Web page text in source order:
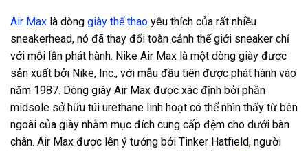
Air Max là dòng giày thể thao yêu thích của rất nhiều
sneakerhead, nó đã thay đổi toàn cảnh thế giới sneaker chỉ
với mỗi lần phát hành. Nike Air Max là một dòng giày được
sản xuất bởi Nike, Inc., với mẫu đầu tiên được phát hành vào
năm 1987. Dòng giày Air Max được xác định bởi phần
midsole sở hữu túi urethane linh hoạt có thể nhìn thấy từ bên
ngoài của giày nhằm mục đích cung cấp đệm cho dưới bàn
chân. Air Max được lên ý tưởng bởi Tinker Hatfield, người